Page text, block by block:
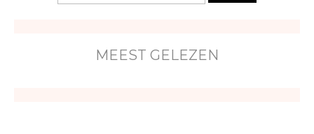
MEEST GELEZEN